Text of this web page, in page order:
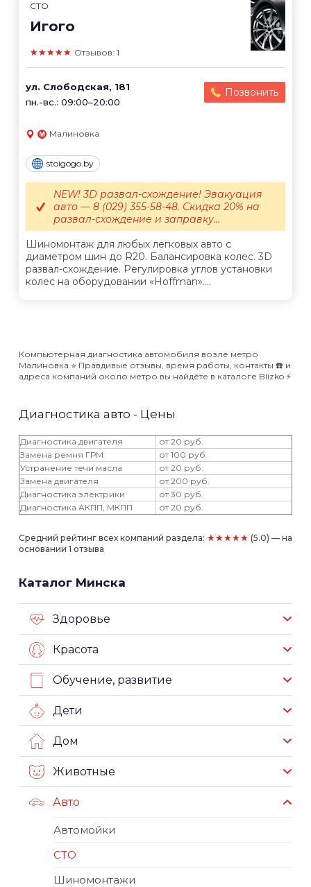
СТО
Игого
★★★★★ Отзывов: 1
ул. Слободская, 181
пн.-вс.: 09:00–20:00
Позвонить
Малиновка
stoigogo.by
Шиномонтаж для любых легковых авто с
диаметром шин до R20. Балансировка колес. 3D
развал-схождение. Регулировка углов установки
колес на оборудовании «Hoffman»....
NEW! 3D развал-схождение! Эвакуация
авто — 8 (029) 355-58-48. Скидка 20% на
развал-схождение и заправку...
Компьютерная диагностика автомобиля возле метро
Малиновка ⭐️ Правдивые отзывы, время работы, контакты ☎️ и
адреса компаний около метро вы найдёте в каталоге Blizko ⚡️
Диагностика авто - Цены
Диагностика двигателя
от 20 руб.
Замена ремня ГРМ
от 100 руб.
Устранение течи масла
от 20 руб.
Замена двигателя
от 200 руб.
Диагностика электрики
от 30 руб.
Диагностика АКПП, МКПП
от 20 руб.
Средний рейтинг всех компаний раздела: ★★★★★ (5.0) — на
основании 1 отзыва
Каталог Минска
Здоровье
Красота
Обучение, развитие
Дети
Дом
Животные
Авто
Автомойки
СТО
Шиномонтажи